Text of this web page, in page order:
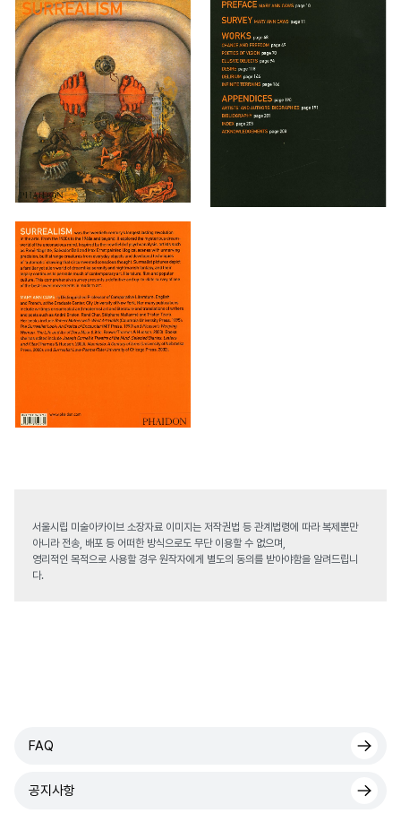
서울시립 미술아카이브 소장자료 이미지는 저작권법 등 관계법령에 따라 복제뿐만
아니라 전송, 배포 등 어떠한 방식으로도 무단 이용할 수 없으며,
영리적인 목적으로 사용할 경우 원작자에게 별도의 동의를 받아야함을 알려드립니
다.
FAQ
공지사항